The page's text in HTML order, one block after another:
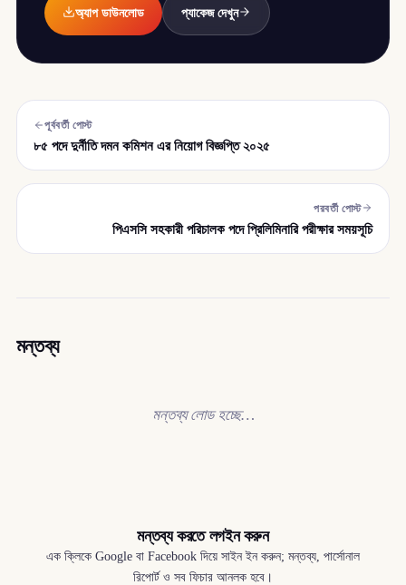
অ্যাপ ডাউনলোড প্যাকেজ দেখুন
পূর্ববর্তী পোস্ট
৮৫ পদে দুর্নীতি দমন কমিশন এর নিয়োগ বিজ্ঞপ্তি ২০২৫
পরবর্তী পোস্ট
পিএসসি সহকারী পরিচালক পদে প্রিলিমিনারি পরীক্ষার সময়সূচি
মন্তব্য
মন্তব্য লোড হচ্ছে…
মন্তব্য করতে লগইন করুন
এক ক্লিকে Google বা Facebook দিয়ে সাইন ইন করুন; মন্তব্য, পার্সোনাল
রিপোর্ট ও সব ফিচার আনলক হবে।